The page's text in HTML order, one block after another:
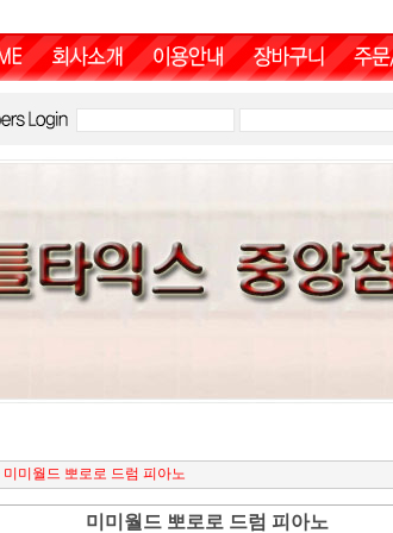
미미월드 뽀로로 드럼 피아노
미미월드 뽀로로 드럼 피아노